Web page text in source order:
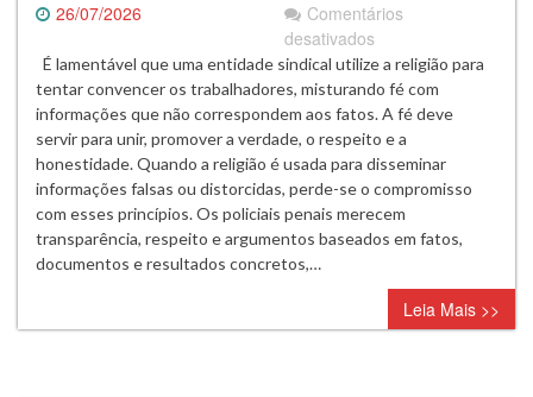
26/07/2026
Comentários
desativadosem
Resposta
às
Informações
Falsas
Divulgadas
pelo
SINDASP-
a
de
julgar
é
É lamentável que uma entidade sindical utilize a religião para
tentar convencer os trabalhadores, misturando fé com
informações que não correspondem aos fatos. A fé deve
servir para unir, promover a verdade, o respeito e a
honestidade. Quando a religião é usada para disseminar
informações falsas ou distorcidas, perde-se o compromisso
com esses princípios. Os policiais penais merecem
transparência, respeito e argumentos baseados em fatos,
documentos e resultados concretos,…
Leia Mais >>